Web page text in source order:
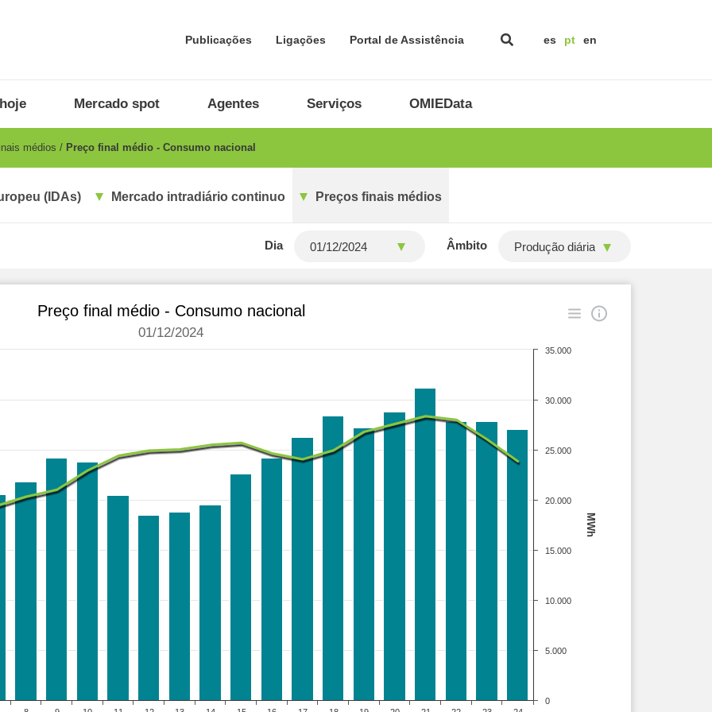
Publicações Ligações Portal de Assistência es pt en
Mercado spot Agentes Serviços OMIEData
médios Preço final médio - Consumo nacional
(IDAs) Mercado intradiário continuo Preços finais médios
Dia Âmbito Produção diária
MWh
Preço final médio - Consumo nacional
01/12/2024
0
5.000
10.000
15.000
20.000
25.000
30.000
35.000